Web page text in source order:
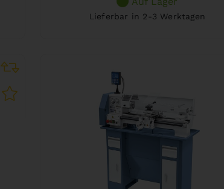
Lieferbar in 2-3 Werktagen